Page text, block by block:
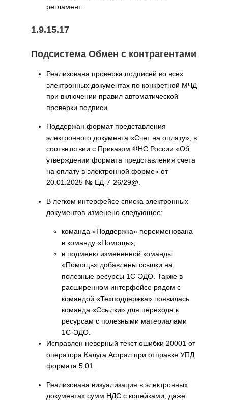
регламент.
1.9.15.17
Подсистема Обмен с контрагентами
Реализована проверка подписей во всех
электронных документах по конкретной МЧД
при включении правил автоматической
проверки подписи.
Поддержан формат представления
электронного документа «Счет на оплату», в
соответствии с Приказом ФНС России «Об
утверждении формата представления счета
на оплату в электронной форме» от
20.01.2025 № ЕД-7-26/29@.
В легком интерфейсе списка электронных
документов изменено следующее:
команда «Поддержка» переименована
в команду «Помощь»;
в подменю измененной команды
«Помощь» добавлены ссылки на
полезные ресурсы 1С-ЭДО. Также в
расширенном интерфейсе рядом с
командой «Техподдержка» появилась
команда «Ссылки» для перехода к
ресурсам с полезными материалами
1С-ЭДО.
Исправлен неверный текст ошибки 20001 от
оператора Калуга Астрал при отправке УПД
формата 5.01.
Реализована визуализация в электронных
документах сумм НДС с копейками, даже